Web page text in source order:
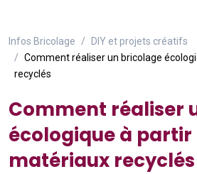
Infos Bricolage
DIY et projets créatifs
Comment réaliser un bricolage
recyclés
Comment réaliser
écologique à partir
matériaux recyclés